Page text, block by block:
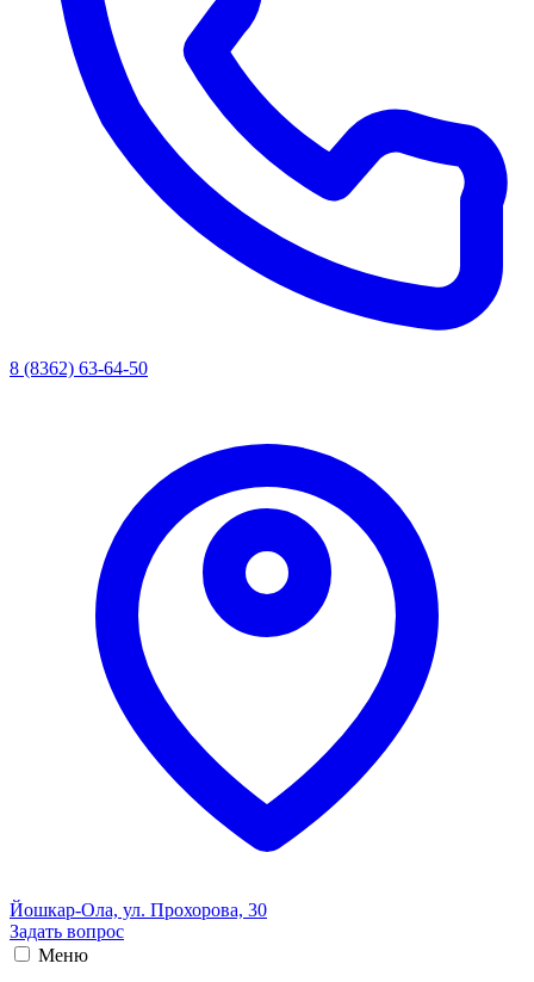
8 (8362) 63-64-50
Йошкар-Ола, ул. Прохорова, 30
Задать вопрос
Меню